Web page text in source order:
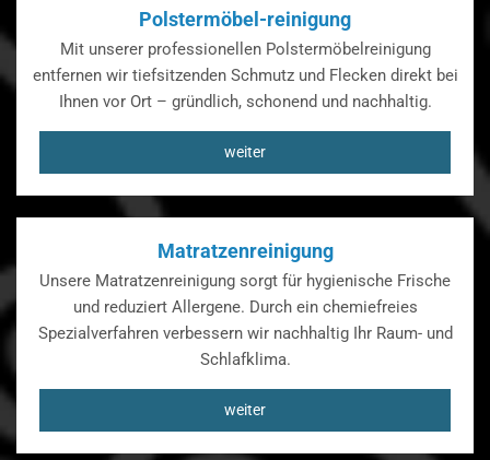
Polstermöbel-reinigung
Mit unserer professionellen Polstermöbelreinigung
entfernen wir tiefsitzenden Schmutz und Flecken direkt bei
Ihnen vor Ort – gründlich, schonend und nachhaltig.
weiter
Matratzenreinigung
Unsere Matratzenreinigung sorgt für hygienische Frische
und reduziert Allergene. Durch ein chemiefreies
Spezialverfahren verbessern wir nachhaltig Ihr Raum- und
Schlafklima.
weiter